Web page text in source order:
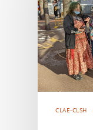
CLAE-CLSH